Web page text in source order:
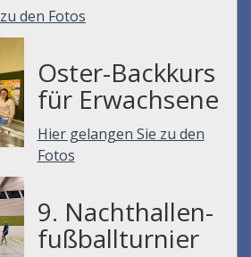
den Fotos
Oster-Backkurs
für Erwachsene
Hier gelangen Sie zu den
Fotos
9. Nachthallen-
fußballturnier